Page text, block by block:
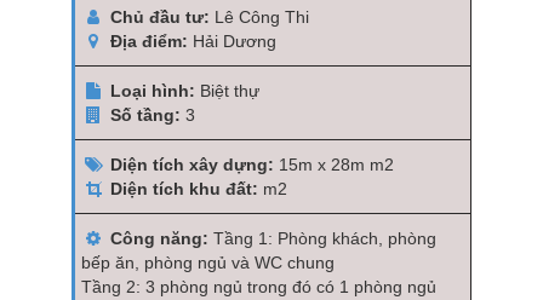
Chủ đầu tư: Lê Công Thi
Địa điểm: Hải Dương
Loại hình: Biệt thự
Số tầng: 3
Diện tích xây dựng: 15m x 28m m2
Diện tích khu đất: m2
Công năng: Tầng 1: Phòng khách, phòng
bếp ăn, phòng ngủ và WC chung
Tầng 2: 3 phòng ngủ trong đó có 1 phòng ngủ